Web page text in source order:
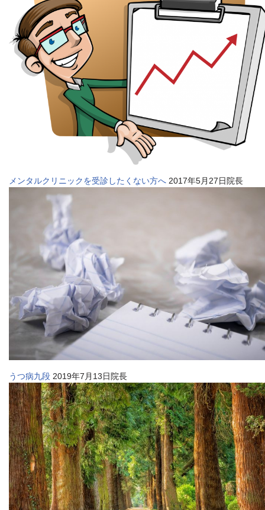
メンタルクリニックを受診したくない方へ 2017年5月27日院長
うつ病九段 2019年7月13日院長